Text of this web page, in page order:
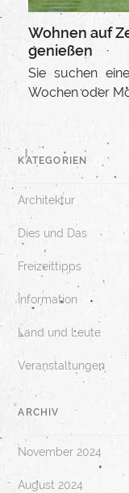
Wohnen auf
genießen
Sie suchen
Wochen oder
KATEGORIEN
Architektur
Dies und Das
Freizeittipps
Information
Land und Leute
Veranstaltungen
ARCHIV
November 2024
August 2024